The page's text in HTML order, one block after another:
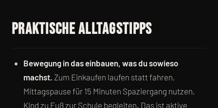
Praktische Alltagstipps
Bewegung in das einbauen, was du sowieso
machst. Zum Einkaufen laufen statt fahren,
Mittagspause für 15 Minuten Spaziergang nutzen,
Kind zu Fuß zur Schule begleiten. Das ist aktive